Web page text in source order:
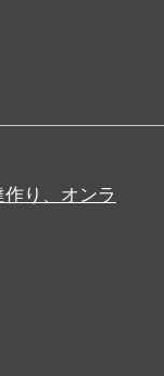
り、オンラ